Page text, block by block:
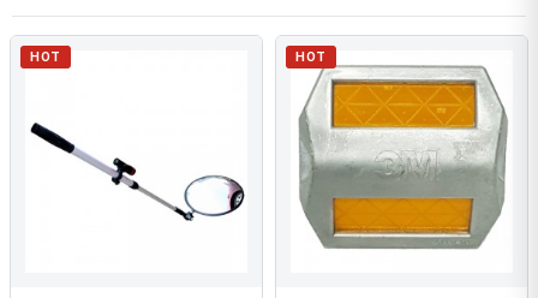
HOT HOT